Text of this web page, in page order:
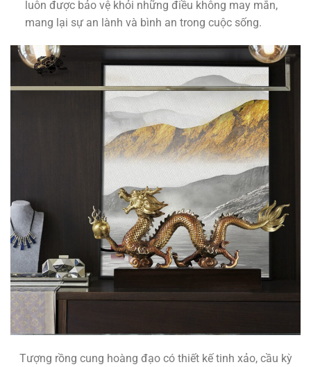
luôn được bảo vệ khỏi những điều không may mắn,
mang lại sự an lành và bình an trong cuộc sống.
Tượng rồng cung hoàng đạo có thiết kế tinh xảo, cầu kỳ